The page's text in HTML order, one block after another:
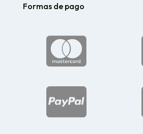
Formas de pago

